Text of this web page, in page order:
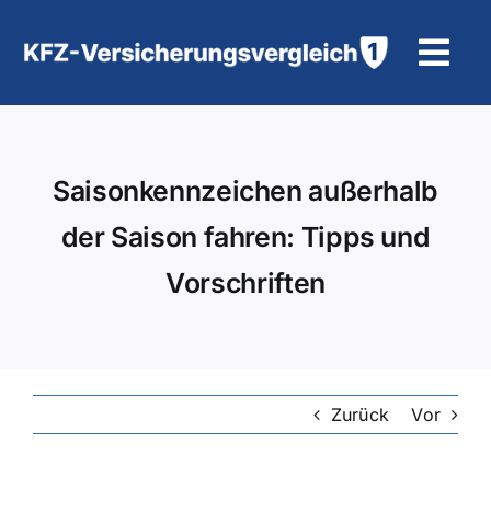
Inhalt
Motorradversicherung
Saisonkennzeichen außerhalb
der Saison fahren: Tipps und
Vorschriften
Zurück Vor